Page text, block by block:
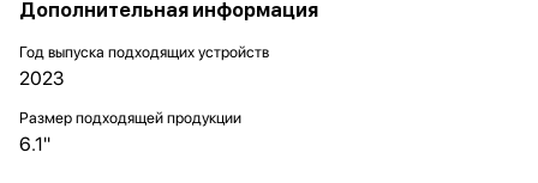
Дополнительная информация
Год выпуска подходящих устройств
2023
Размер подходящей продукции
6.1"